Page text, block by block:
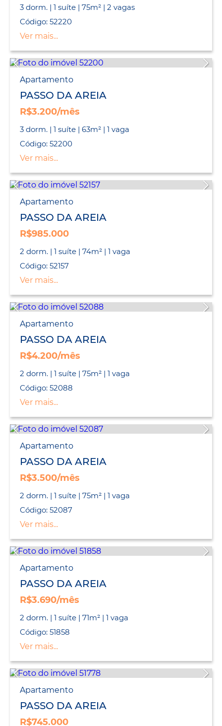
3 dorm. | 1 suíte | 75m² | 2 vagas
Código: 52220
Ver mais...
Apartamento
PASSO DA AREIA
R$3.200/mês
3 dorm. | 1 suíte | 63m² | 1 vaga
Código: 52200
Ver mais...
Apartamento
PASSO DA AREIA
R$985.000
2 dorm. | 1 suíte | 74m² | 1 vaga
Código: 52157
Ver mais...
Apartamento
PASSO DA AREIA
R$4.200/mês
2 dorm. | 1 suíte | 75m² | 1 vaga
Código: 52088
Ver mais...
Apartamento
PASSO DA AREIA
R$3.500/mês
2 dorm. | 1 suíte | 75m² | 1 vaga
Código: 52087
Ver mais...
Apartamento
PASSO DA AREIA
R$3.690/mês
2 dorm. | 1 suíte | 71m² | 1 vaga
Código: 51858
Ver mais...
Apartamento
PASSO DA AREIA
R$745.000